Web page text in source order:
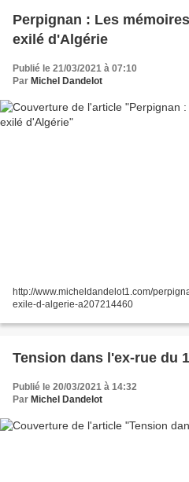
Perpignan : Les
exilé d'Algérie
Publié le 21/03/2021 à 07:10
Par Michel Dandelot
http://www.micheldandelot1.com/
exile-d-algerie-a207214460
Tension dans l'ex-rue du
Publié le 20/03/2021 à 14:32
Par Michel Dandelot